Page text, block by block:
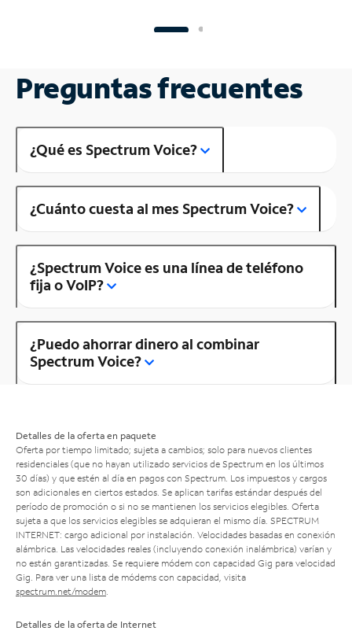
Preguntas frecuentes
¿Qué es Spectrum Voice?
¿Cuánto cuesta al mes Spectrum Voice?
¿Spectrum Voice es una línea de teléfono
fija o VoIP?
¿Puedo ahorrar dinero al combinar
Spectrum Voice?
Detalles de la oferta en paquete
Oferta por tiempo limitado; sujeta a cambios; solo para nuevos clientes
residenciales (que no hayan utilizado servicios de Spectrum en los últimos
30 días) y que estén al día en pagos con Spectrum. Los impuestos y cargos
son adicionales en ciertos estados. Se aplican tarifas estándar después del
período de promoción o si no se mantienen los servicios elegibles. Oferta
sujeta a que los servicios elegibles se adquieran el mismo día. SPECTRUM
INTERNET: cargo adicional por instalación. Velocidades basadas en conexión
alámbrica. Las velocidades reales (incluyendo conexión inalámbrica) varían y
no están garantizadas. Se requiere módem con capacidad Gig para velocidad
Gig. Para ver una lista de módems con capacidad, visita
spectrum.net/modem
Detalles de la oferta de Internet